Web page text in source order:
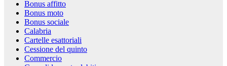
Bonus affitto
Bonus moto
Bonus sociale
Calabria
Cartelle esattoriali
Cessione del quinto
Commercio